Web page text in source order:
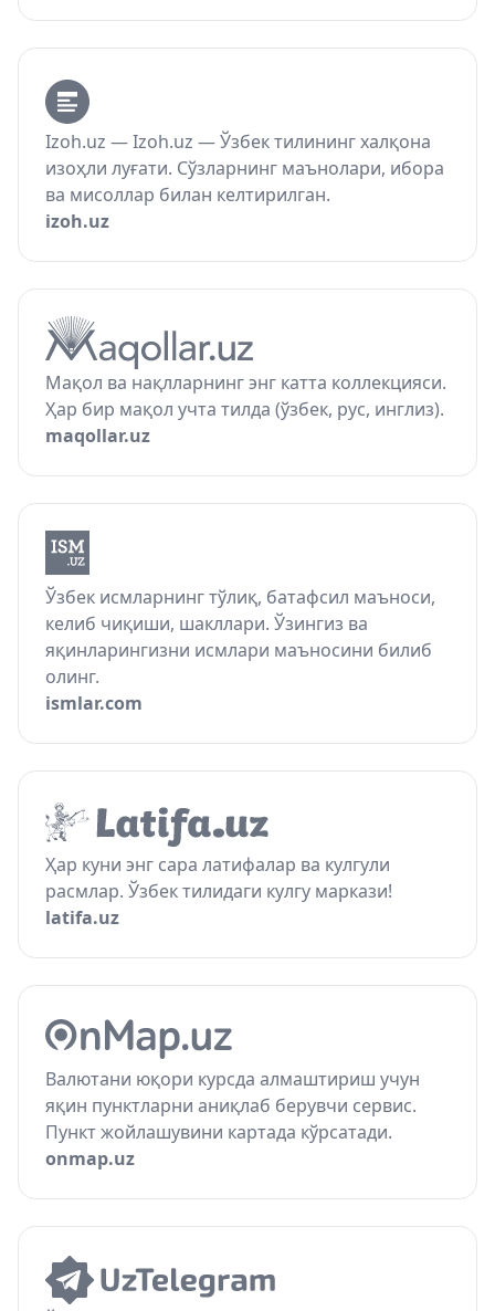
Izoh.uz — Izoh.uz — Ўзбек тилининг халқона
изоҳли луғати. Сўзларнинг маънолари, ибора
ва мисоллар билан келтирилган.
izoh.uz
Мақол ва нақлларнинг энг катта коллекцияси.
Ҳар бир мақол учта тилда (ўзбек, рус, инглиз).
maqollar.uz
Ўзбек исмларнинг тўлиқ, батафсил маъноси,
келиб чиқиши, шакллари. Ўзингиз ва
яқинларингизни исмлари маъносини билиб
олинг.
ismlar.com
Ҳар куни энг сара латифалар ва кулгули
расмлар. Ўзбек тилидаги кулгу маркази!
latifa.uz
Валютани юқори курсда алмаштириш учун
яқин пунктларни аниқлаб берувчи сервис.
Пункт жойлашувини картада кўрсатади.
onmap.uz